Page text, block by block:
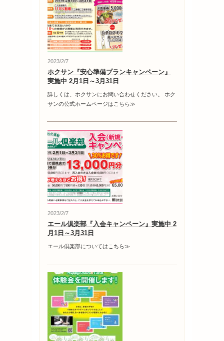
2023/2/7
ホクサン『安心準備プランキャンペーン』
実施中 2月1日～3月31日
詳しくは、ホクサンにお問い合わせください。 ホク
サンの公式ホームページはこちら≫
2023/2/7
エール倶楽部『入会キャンペーン』実施中 2
月1日～3月31日
エール倶楽部についてはこちら≫